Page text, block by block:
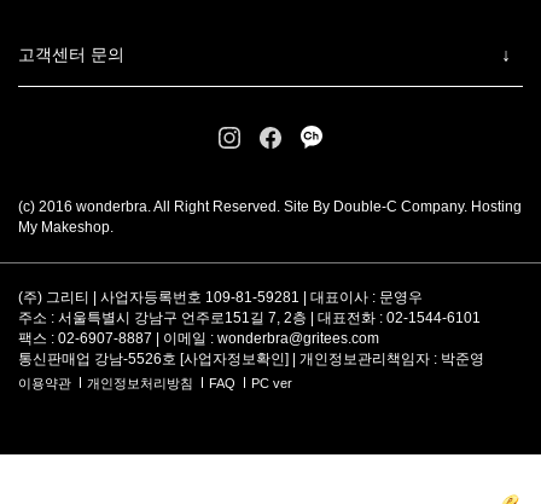
고객센터 문의
(c) 2016 wonderbra. All Right Reserved. Site By Double-C Company. Hosting
My Makeshop.
(주) 그리티 | 사업자등록번호 109-81-59281 | 대표이사 : 문영우
주소 : 서울특별시 강남구 언주로151길 7, 2층 | 대표전화 : 02-1544-6101
팩스 : 02-6907-8887 | 이메일 : wonderbra@gritees.com
통신판매업 강남-5526호 [사업자정보확인] | 개인정보관리책임자 : 박준영
이용약관 개인정보처리방침 FAQ PC ver